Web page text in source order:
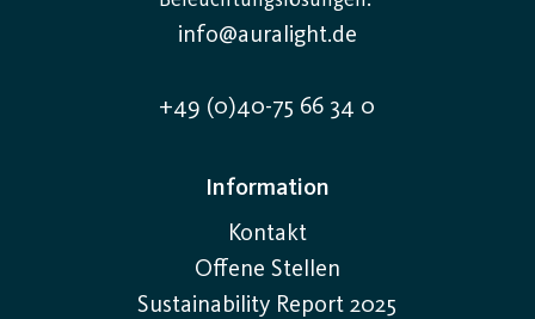
kabelgebundene Protokolle wie DALI oder KNX oder
über drahtlose Lichtsteuerung, beispielsweise via
Automatisierung, die für eine bessere Lichtumgebung
Arten der Lichtsteuerung für
Leuchten
info@auralight.de
+49 (0)40-75 66 34 0
Information
Kontakt
Offene Stellen
Sustainability Report 2025